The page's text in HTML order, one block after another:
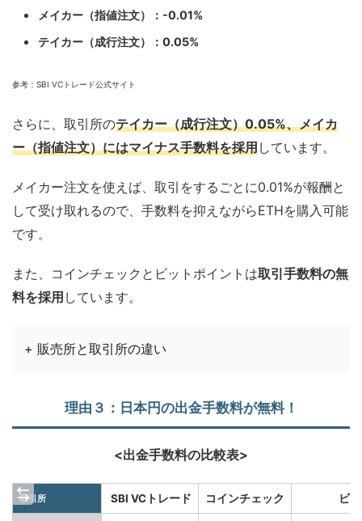
メイカー（指値注文）：-0.01%
テイカー（成行注文）：0.05%
参考： SBI VC トレード公式サイト
さらに、取引所のテイカー（成行注文）0.05%、メイカ
ー（指値注文）にはマイナス手数料を採用しています。
メイカー注文を使えば、取引をするごとに0.01%が報酬と
して受け取れるので、手数料を抑えながらETHを購入可能
です。
また、コインチェックとビットポイントは取引手数料の無
料を採用 しています。
+ 販売所と取引所の違い
理由３： 日本円の出金手数料が無料！
<出金手数料の比較表>
取引所 SBI VCトレード コインチェック ビ